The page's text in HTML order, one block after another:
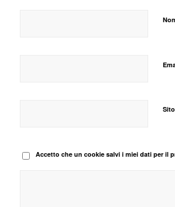
Accetto che un cookie salvi i miei dati per il